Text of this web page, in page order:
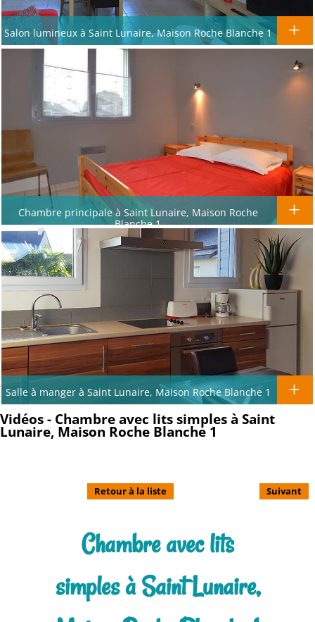
Salon lumineux à Saint Lunaire, Maison Roche Blanche 1
Chambre principale à Saint Lunaire, Maison Roche
Blanche 1
Salle à manger à Saint Lunaire, Maison Roche Blanche 1
Vidéos - Chambre avec lits simples à Saint
Lunaire, Maison Roche Blanche 1
Retour à la liste Suivant
Chambre avec lits
simples à Saint Lunaire,